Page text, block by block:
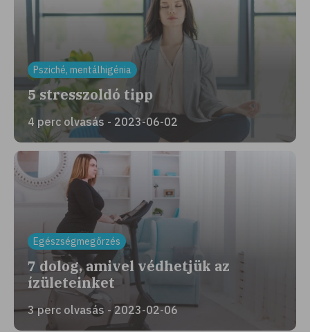
Psziché, mentálhigénia
5 stresszoldó tipp
4 perc olvasás - 2023-06-02
Egészségmegőrzés
7 dolog, amivel védhetjük az
ízületeinket
3 perc olvasás - 2023-02-06